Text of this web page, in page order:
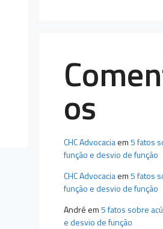
os
CHC Advocaciaem5 fatos
função e desvio de função
CHC Advocaciaem5 fatos
função e desvio de função
André em5 fatos sobre
e desvio de função